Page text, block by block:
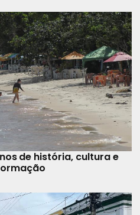
de história, cultura e